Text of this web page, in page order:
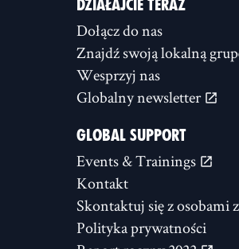
DZIAŁAJCIE TERAZ
Dołącz do nas
Znajdź swoją lokalną
Wesprzyj nas
Globalny newsletter
GLOBAL SUPPORT
Events & Trainings
Kontakt
Skontaktuj się z osobami
Polityka prywatności